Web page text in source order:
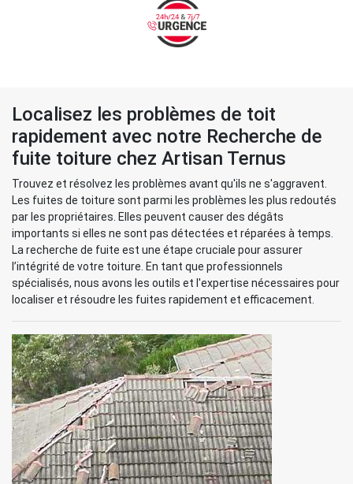
Localisez les problèmes de toit
rapidement avec notre Recherche de
fuite toiture chez Artisan Ternus
Trouvez et résolvez les problèmes avant qu'ils ne s'aggravent.
Les fuites de toiture sont parmi les problèmes les plus redoutés
par les propriétaires. Elles peuvent causer des dégâts
importants si elles ne sont pas détectées et réparées à temps.
La recherche de fuite est une étape cruciale pour assurer
l’intégrité de votre toiture. En tant que professionnels
spécialisés, nous avons les outils et l'expertise nécessaires pour
localiser et résoudre les fuites rapidement et efficacement.